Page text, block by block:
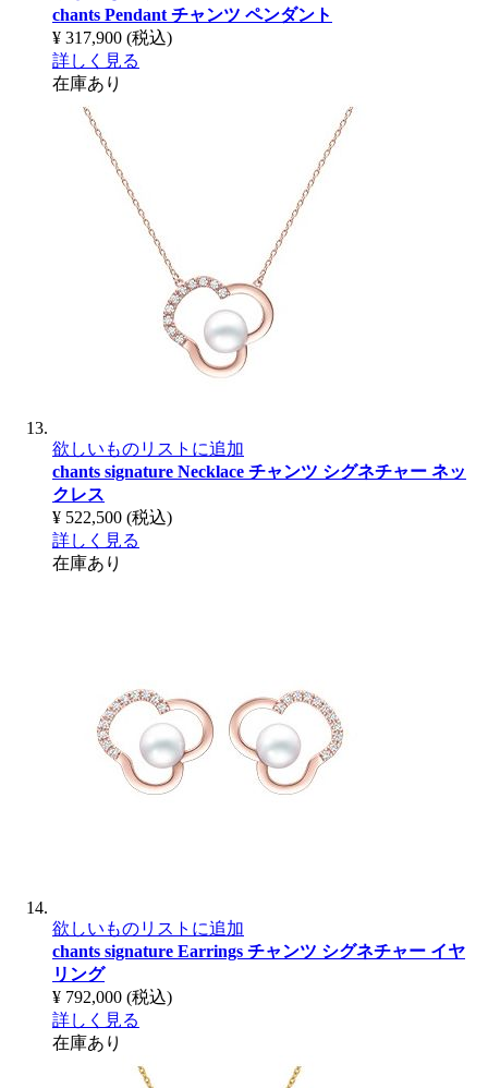
chants Pendant チャンツ ペンダント
¥ 317,900 (税込)
詳しく見る
在庫あり
欲しいものリストに追加
chants signature Necklace チャンツ シグネチャー ネッ
クレス
¥ 522,500 (税込)
詳しく見る
在庫あり
欲しいものリストに追加
chants signature Earrings チャンツ シグネチャー イヤ
リング
¥ 792,000 (税込)
詳しく見る
在庫あり